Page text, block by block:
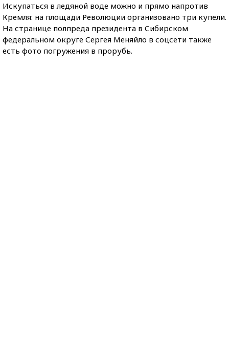
Искупаться в ледяной воде можно и прямо напротив
Кремля: на площади Революции организовано три купели.
На странице полпреда президента в Сибирском
федеральном округе Сергея Меняйло в соцсети также
есть фото погружения в прорубь.